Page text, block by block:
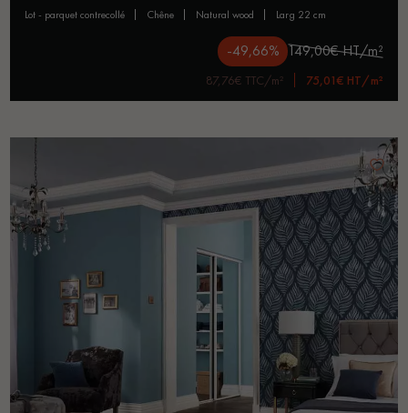
lot - parquet contrecollé chêne natural wood larg 22 cm
-49,66% 149,00€ HT/m²
87,76€ TTC/m² 75,01€ HT/m²